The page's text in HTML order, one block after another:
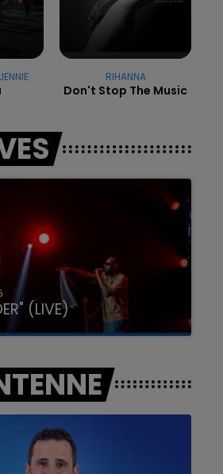
WEEK-END
RIHANNA
Don't Stop The Music
(LIVE)